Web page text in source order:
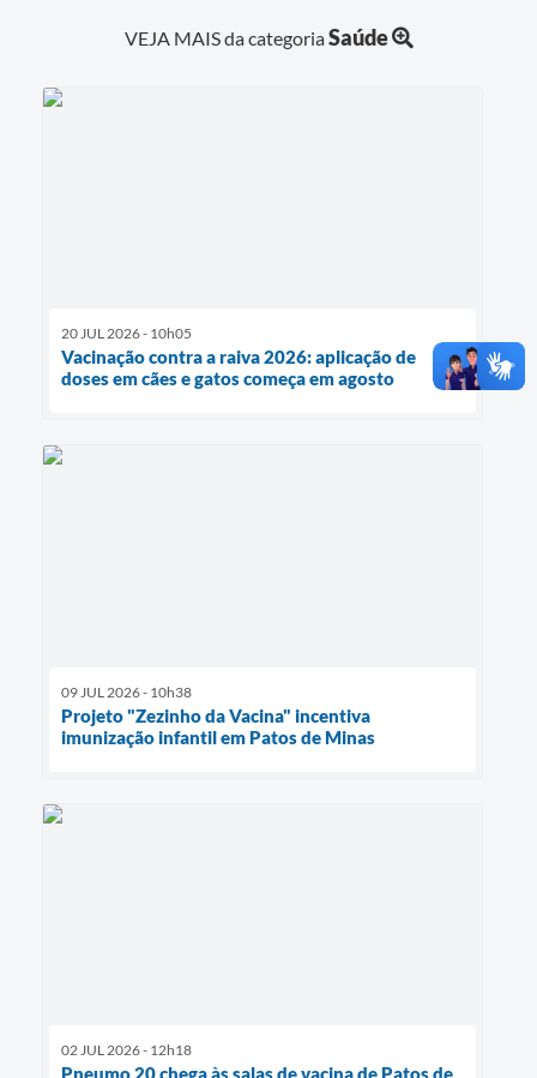
VEJA MAIS da categoriaSaúde
20 JUL 2026 - 10h05
Vacinação contra a raiva 2026: aplicação de
doses em cães e gatos começa em agosto
09 JUL 2026 - 10h38
Projeto "Zezinho da Vacina" incentiva
imunização infantil em Patos de Minas
02 JUL 2026 - 12h18
Pneumo 20 chega às salas de vacina de Patos de